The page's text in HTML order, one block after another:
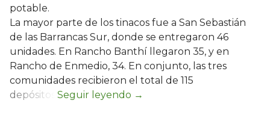
potable.
La mayor parte de los tinacos fue a San Sebastián
de las Barrancas Sur, donde se entregaron 46
unidades. En Rancho Banthí llegaron 35, y en
Rancho de Enmedio, 34. En conjunto, las tres
comunidades recibieron el total de 115
depósitos.